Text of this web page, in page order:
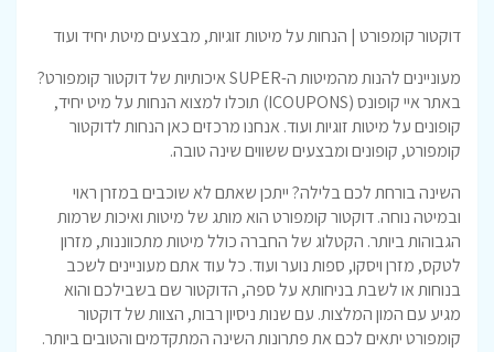
דוקטור קומפורט | הנחות על מיטות זוגיות, מבצעים מיטת יחיד ועוד
מעוניינים להנות מהמיטות ה-SUPER איכותיות של דוקטור קומפורט?
באתר איי קופונס (ICOUPONS) תוכלו למצוא הנחות על מיט יחיד,
קופונים על מיטות זוגיות ועוד. אנחנו מרכזים כאן הנחות לדוקטור
קומפורט, קופונים ומבצעים ששווים שינה טובה.
השינה בורחת לכם בלילה? ייתכן שאתם לא שוכבים במזרן ראוי
ובמיטה נוחה. דוקטור קומפורט הוא מותג של מיטות ואיכות שרמות
הגבוהות ביותר. הקטלוג של החברה כולל מיטות מתכווננות, מזרון
לטקס, מזרן ויסקו, ספות נוער ועוד. כל עוד אתם מעוניינים לשכב
בנוחות או לשבת בניחותא על ספה, הדוקטור שם בשבילכם והוא
מגיע עם המון המלצות. עם שנות ניסיון רבות, הצוות של דוקטור
קומפורט יתאים לכם את פתרונות השינה המתקדמים והטובים ביותר.